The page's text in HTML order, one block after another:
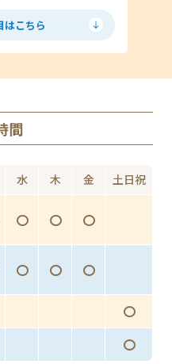
ラズマ
ミニピル
アフターピル
予防内服）
予防接種
はこちら
間
水 木 金 土日祝
〇 〇 〇
〇 〇 〇
〇
〇